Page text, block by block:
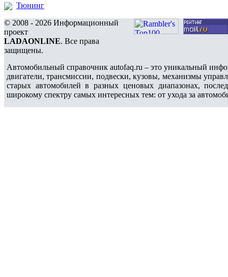
Тюнинг
© 2008 - 2026 Информационный
проект
LADAONLINE. Все права
защищены.
Автомобильный справочник autofaq.ru – это уникальный
двигатели, трансмиссии, подвески, кузовы, механизмы
старых автомобилей в разных ценовых диапазонах,
широкому спектру самых интересных тем: от ухода за